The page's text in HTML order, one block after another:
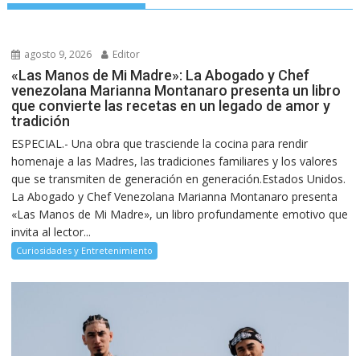
agosto 9, 2026 Editor
«Las Manos de Mi Madre»: La Abogado y Chef
venezolana Marianna Montanaro presenta un libro
que convierte las recetas en un legado de amor y
tradición
ESPECIAL.- Una obra que trasciende la cocina para rendir
homenaje a las Madres, las tradiciones familiares y los valores
que se transmiten de generación en generación.Estados Unidos.
La Abogado y Chef Venezolana Marianna Montanaro presenta
«Las Manos de Mi Madre», un libro profundamente emotivo que
invita al lector...
Curiosidades y Entretenimiento